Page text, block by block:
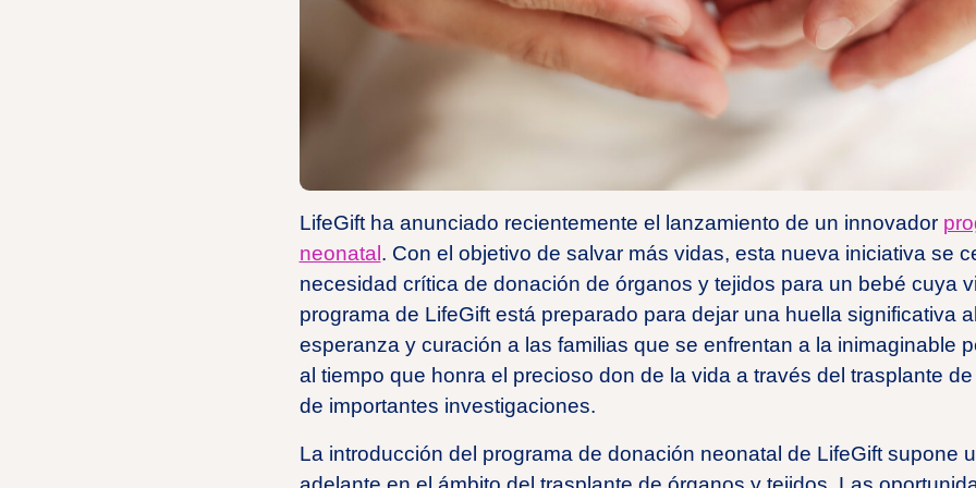
LifeGift ha anunciado recientemente el lanzamiento de un innovador
neonatal . Con el objetivo de salvar más vidas, esta nueva iniciativa se
necesidad crítica de donación de órganos y tejidos para un bebé cuya
programa de LifeGift está preparado para dejar una huella significativa
esperanza y curación a las familias que se enfrentan a la inimaginable
al tiempo que honra el precioso don de la vida a través del trasplante
de importantes investigaciones.
La introducción del programa de donación neonatal de LifeGift supone